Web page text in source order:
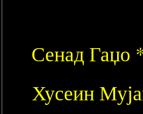
Сенад
Хусеин